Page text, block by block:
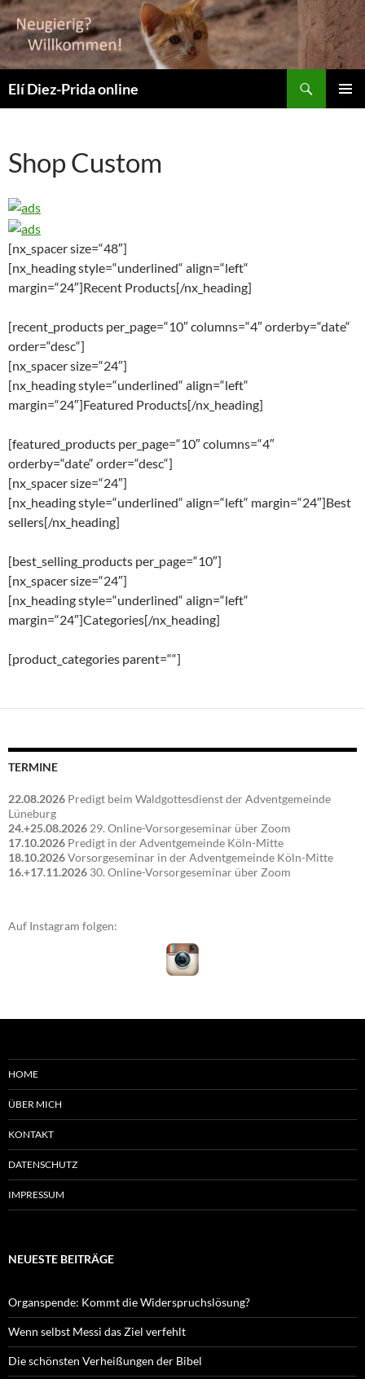
Elí Diez-Prida online
Shop Custom
[nx_spacer size=“48″]
[nx_heading style=“underlined“ align=“left“
margin=“24″]Recent Products[/nx_heading]
[recent_products per_page=“10″ columns=“4″ orderby=“date“
order=“desc“]
[nx_spacer size=“24″]
[nx_heading style=“underlined“ align=“left“
margin=“24″]Featured Products[/nx_heading]
[featured_products per_page=“10″ columns=“4″
orderby=“date“ order=“desc“]
[nx_spacer size=“24″]
[nx_heading style=“underlined“ align=“left“ margin=“24″]Best
sellers[/nx_heading]
[best_selling_products per_page=“10″]
[nx_spacer size=“24″]
[nx_heading style=“underlined“ align=“left“
margin=“24″]Categories[/nx_heading]
[product_categories parent=““]
TERMINE
22.08.2026 Predigt beim Waldgottesdienst der Adventgemeinde
Lüneburg
24.+25.08.2026 29. Online-Vorsorgeseminar über Zoom
17.10.2026 Predigt in der Adventgemeinde Köln-Mitte
18.10.2026Vorsorgeseminar in der Adventgemeinde Köln-Mitte
16.+17.11.2026 30. Online-Vorsorgeseminar über Zoom
Auf Instagram folgen:
HOME
ÜBER MICH
KONTAKT
DATENSCHUTZ
IMPRESSUM
NEUESTE BEITRÄGE
Organspende: Kommt die Widerspruchslösung?
Wenn selbst Messi das Ziel verfehlt
Die schönsten Verheißungen der Bibel